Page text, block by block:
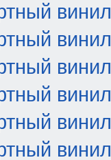
винил
винил
винил
винил
винил
винил